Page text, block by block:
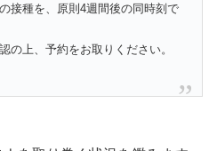
接種を、原則4週間後の同時刻で
の上、予約をお取りください。